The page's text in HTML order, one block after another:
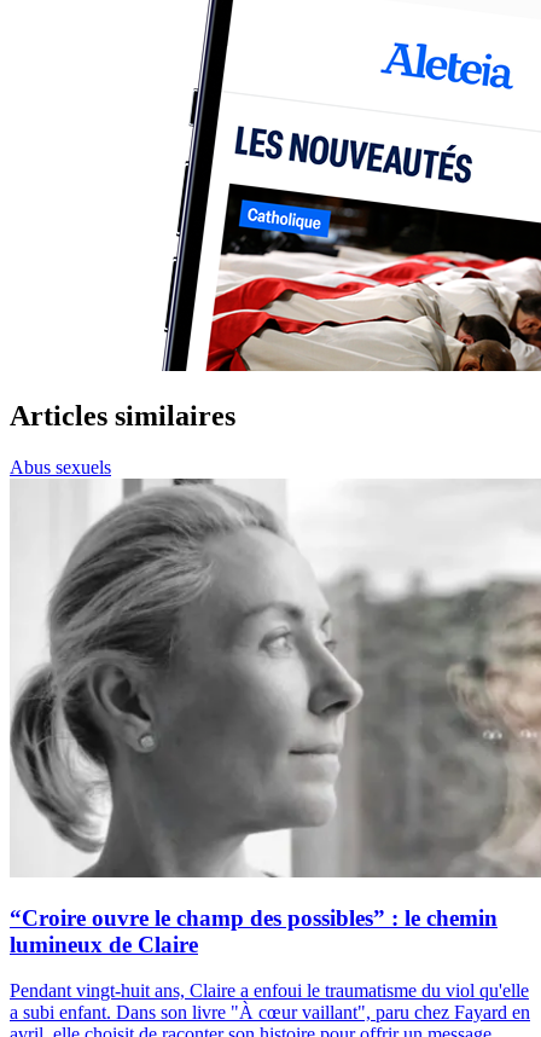
Articles similaires
Abus sexuels
“Croire ouvre le champ des possibles” : le chemin
lumineux de Claire
Pendant vingt-huit ans, Claire a enfoui le traumatisme du viol qu'elle
a subi enfant. Dans son livre "À cœur vaillant", paru chez Fayard en